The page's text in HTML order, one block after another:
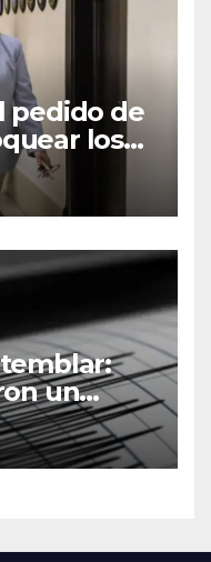
pedido de
los
de la
un
por